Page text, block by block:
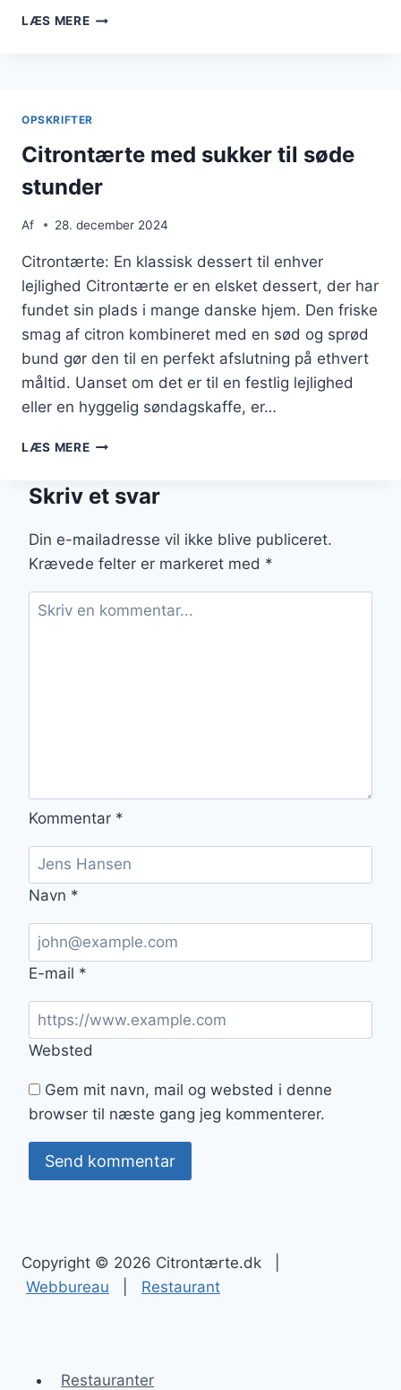
LÆS MERECITRONTÆRTE
OPSKRIFTER
Citrontærte med sukker til søde
stunder
Af 28. december 2024
Citrontærte: En klassisk dessert til enhver
lejlighed Citrontærte er en elsket dessert, der har
fundet sin plads i mange danske hjem. Den friske
smag af citron kombineret med en sød og sprød
bund gør den til en perfekt afslutning på ethvert
måltid. Uanset om det er til en festlig lejlighed
eller en hyggelig søndagskaffe, er…
LÆS MERECITRONTÆRTE
TIL
STUNDER
Skriv et svar
Din e-mailadresse vil ikke blive publiceret.
Krævede felter er markeret med *
Kommentar *
Navn *
E-mail *
Websted
Gem mit navn, mail og websted i denne
browser til næste gang jeg kommenterer.
Copyright © 2026 Citrontærte.dk |
Webbureau
Restaurant
Restauranter